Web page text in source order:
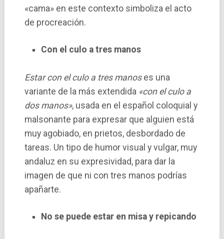
«cama» en este contexto simboliza el acto
de procreación.
Con el culo a tres manos
Estar con el culo a tres manoses una
variante de la más extendida «con el culo a
dos manos»,usada en el español coloquial y
malsonante para expresar que alguien está
muy agobiado, en prietos, desbordado de
tareas. Un tipo de humor visual y vulgar, muy
andaluz en su expresividad, para dar la
imagen de que ni con tres manos podrías
apañarte.
No se puede estar en misa y repicando